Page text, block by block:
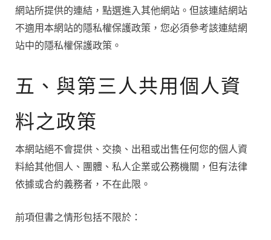
網站所提供的連結，點選進入其他網站。但該連結網站
不適用本網站的隱私權保護政策，您必須參考該連結網
站中的隱私權保護政策。
五、與第三人共用個人資
料之政策
本網站絕不會提供、交換、出租或出售任何您的個人資
料給其他個人、團體、私人企業或公務機關，但有法律
依據或合約義務者，不在此限。
前項但書之情形包括不限於：